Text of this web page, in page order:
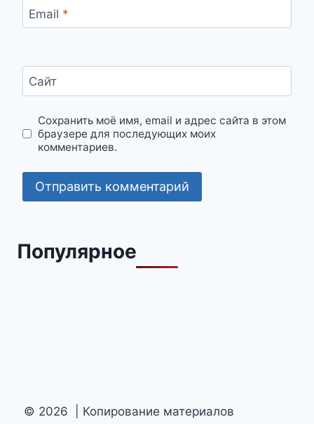
Email *
Сайт
Сохранить моё имя, email и адрес сайта в этом
браузере для последующих моих
комментариев.
Популярное
© 2026 | Копирование материалов